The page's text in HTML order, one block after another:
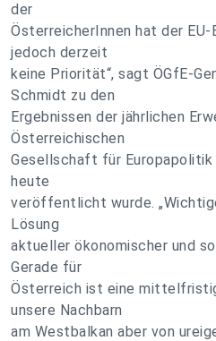
der
ÖsterreicherInnen hat der
jedoch derzeit
keine Priorität“, sagt ÖGfE-
Schmidt zu den
Ergebnissen der jährlichen
Österreichischen
Gesellschaft für Europapolitik
heute
veröffentlicht wurde.
Lösung
aktueller ökonomischer und
Gerade für
Österreich ist eine
unsere Nachbarn
am Westbalkan aber von